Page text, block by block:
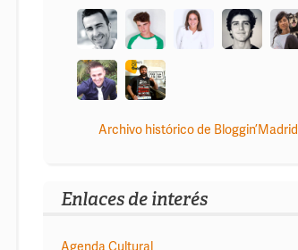
Archivo histórico de Bloggin’Madrid
Enlaces de interés
Agenda Cultural